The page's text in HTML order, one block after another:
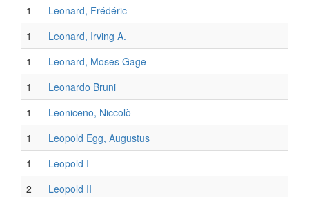
1
Leonard, Frédéric
1
Leonard, Irving A.
1
Leonard, Moses Gage
1
Leonardo Bruni
1
Leoniceno, Niccolò
1
Leopold Egg, Augustus
1
Leopold I
2
Leopold II